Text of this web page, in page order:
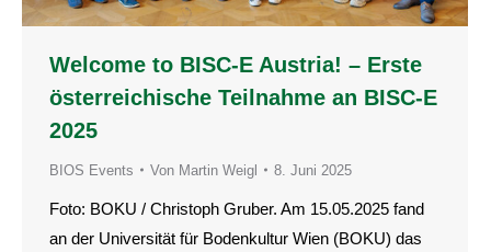
Welcome to BISC-E Austria! – Erste
österreichische Teilnahme an BISC-E
2025
BIOS Events Von Martin Weigl 8. Juni 2025
Foto: BOKU / Christoph Gruber. Am 15.05.2025 fand
an der Universität für Bodenkultur Wien (BOKU) das